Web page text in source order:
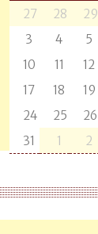
27 28 29
3
4 5
10
11 12
17
18 19
24
25 26
31
1 2